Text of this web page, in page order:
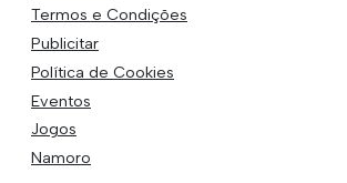
Termos e Condições
Publicitar
Política de Cookies
Eventos
Jogos
Namoro